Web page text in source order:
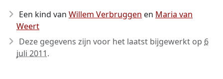
Een kind van Willem Verbruggen en Maria van
Weert
Deze gegevens zijn voor het laatst bijgewerkt op 6
juli 2011.